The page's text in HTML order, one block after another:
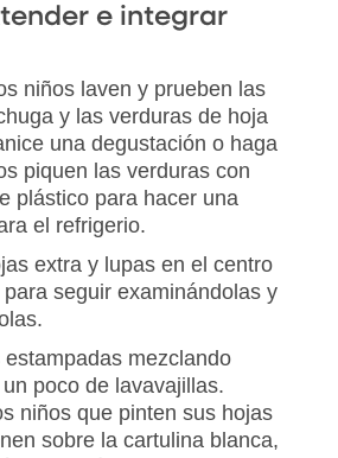
e integrar
niños laven y prueben las
y las verduras de hoja
una degustación o haga
piquen las verduras con
plástico para hacer una
el refrigerio.
extra y lupas en el centro
seguir examinándolas y
estampadas mezclando
poco de lavavajillas.
niños que pinten sus hojas
sobre la cartulina blanca,